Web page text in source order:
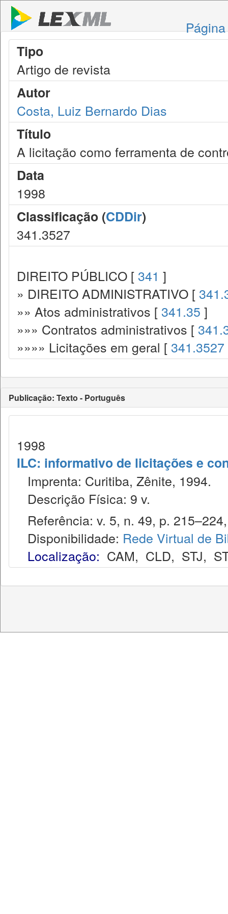
Tipo
Artigo de revista
Autor
Costa, Luiz Bernardo Dias
Título
A licitação como ferramenta de
Data
1998
Classificação (CDDir)
341.3527
DIREITO PÚBLICO [ 341 ]
» DIREITO ADMINISTRATIVO [
»» Atos administrativos [ 341.35 ]
»»» Contratos administrativos [
»»»» Licitações em geral [ 341.3527
Publicação: Texto - Português
1998
ILC: informativo de licitações e
Imprenta: Curitiba, Zênite, 1994.
Descrição Física: 9 v.
Referência: v. 5, n. 49, p.
Disponibilidade: Rede Virtual de
Localização: CAM, CLD, STJ,